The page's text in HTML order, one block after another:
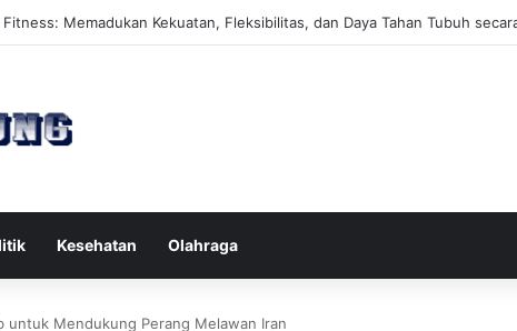
Reformer untuk Meningkatkan Kekuatan Otot Inti Secara Efektif
Kesehatan Olahraga
untuk Mendukung Perang Melawan Iran